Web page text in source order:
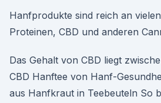
Hanfprodukte sind reich an
Proteinen, CBD und anderen
Das Gehalt von CBD liegt
CBD Hanftee von Hanf-
aus Hanfkraut in Teebeuteln So